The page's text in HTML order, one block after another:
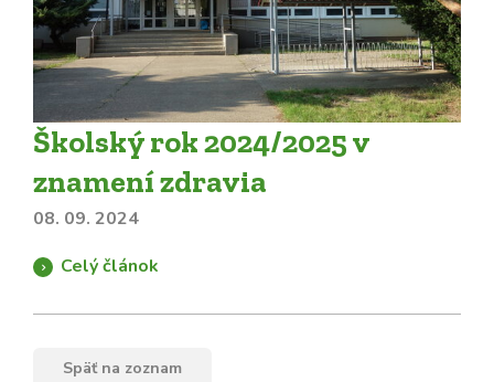
Školský rok 2024/2025 v
znamení zdravia
08. 09. 2024
Celý článok
Späť na zoznam